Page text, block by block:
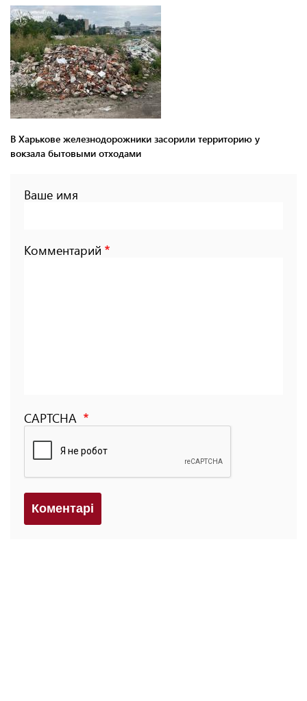
В Харькове железнодорожники засорили территорию у
вокзала бытовыми отходами
Ваше имя
Комментарий
CAPTCHA
Коментарi